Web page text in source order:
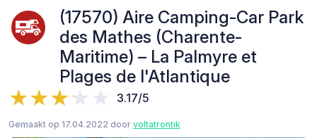
(17570) Aire Camping-Car Park
des Mathes (Charente-
Maritime) – La Palmyre et
Plages de l'Atlantique
3.17/5
Gemaakt op 17.04.2022 door voltatrontik